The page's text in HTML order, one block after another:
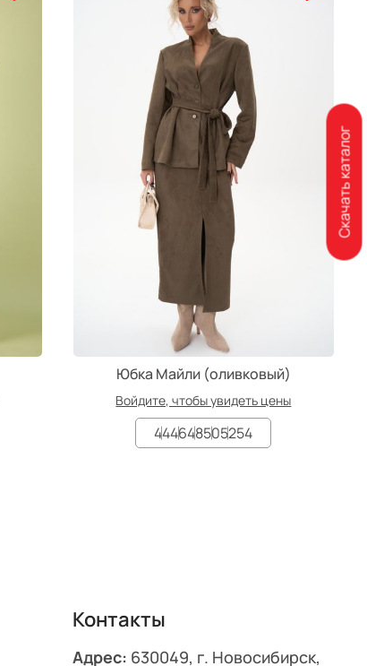
Юбка Майли (оливковый)
Войдите, чтобы увидеть цены
444648505254
Контакты
Адрес: 630049, г. Новосибирск,
Скачать каталог